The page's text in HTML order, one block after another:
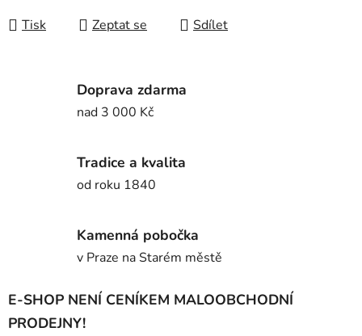
Tisk
Zeptat se Sdílet
Doprava zdarma
nad 3 000 Kč
Tradice a kvalita
od roku 1840
Kamenná pobočka
v Praze na Starém městě
E-SHOP NENÍ CENÍKEM MALOOBCHODNÍ
PRODEJNY!